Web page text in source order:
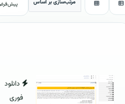
مرتب‌سازی بر اساس
دانلود
فوری